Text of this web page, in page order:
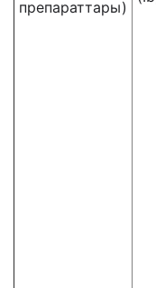
препараттары)